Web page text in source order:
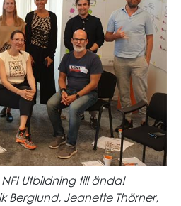
Utbildning till ända!
Berglund, Jeanette Thörner,